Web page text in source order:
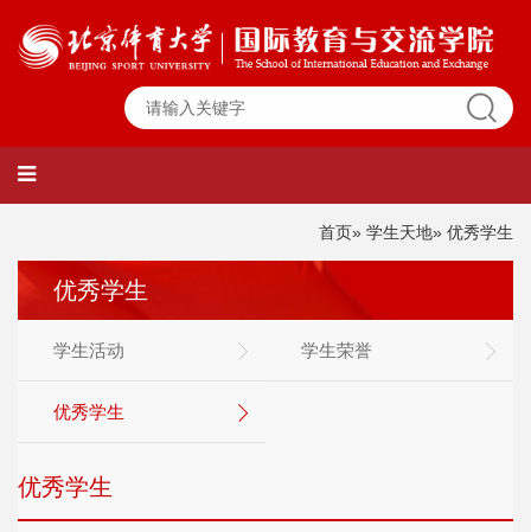
首页» 学生天地» 优秀学生
优秀学生
学生活动 学生荣誉
优秀学生
优秀学生